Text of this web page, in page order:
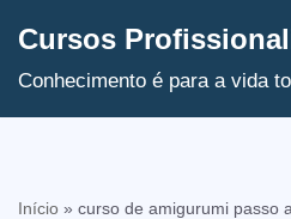
Avançar
Cursos
Conhecimento é para a vida
Início » curso de amigurumi passo